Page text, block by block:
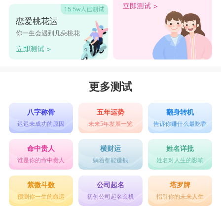
恋爱桃花运
你一生会遇到几朵桃花
更多测试
八字称骨
迟迟未成功的原因
五年运势
未来5年发展一览
翻身转机
告诉你赚什么最吃香
命中贵人
谁是你的命中贵人
横财运
躺着都能赚钱
姓名详批
姓名对人生的影响
紫微斗数
预测你一生的命运
公司起名
初创公司起名玄机
塔罗牌
指引你的未来人生